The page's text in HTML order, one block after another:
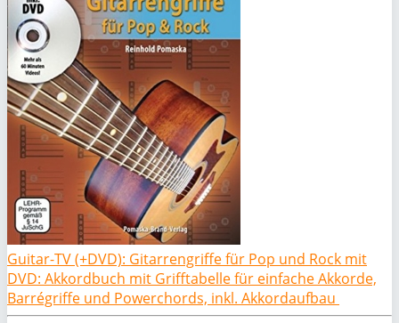
Guitar-TV (+DVD): Gitarrengriffe für Pop und Rock mit
DVD: Akkordbuch mit Grifftabelle für einfache Akkorde,
Barrégriffe und Powerchords, inkl. Akkordaufbau